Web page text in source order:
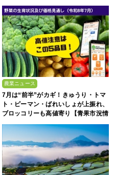
農業ニュース
7月は“前半”がカギ！きゅうり・トマ
ト・ピーマン・ばれいしょが上振れ、
ブロッコリーも高値寄り【青果市況情
報アプリ「YAOYASAN」】